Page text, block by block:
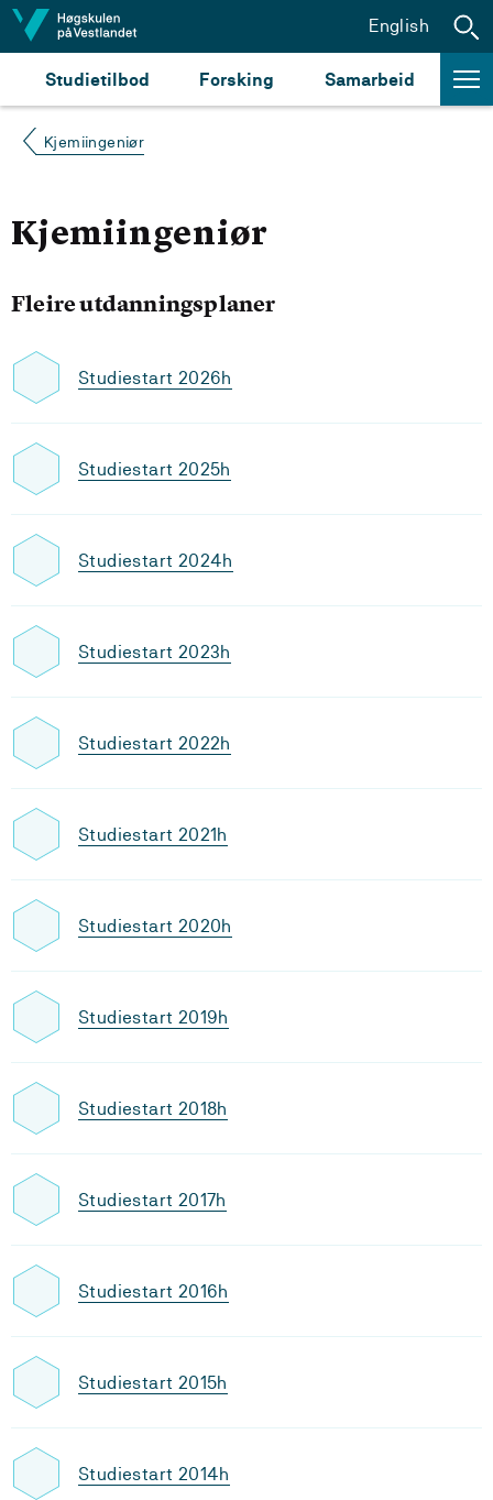
Hopp til innhald
Studietilbod Forsking Samarbeid
English
Kjemiingeniør
Kjemiingeniør
Fleire utdanningsplaner
Studiestart 2026h
Studiestart 2025h
Studiestart 2024h
Studiestart 2023h
Studiestart 2022h
Studiestart 2021h
Studiestart 2020h
Studiestart 2019h
Studiestart 2018h
Studiestart 2017h
Studiestart 2016h
Studiestart 2015h
Studiestart 2014h